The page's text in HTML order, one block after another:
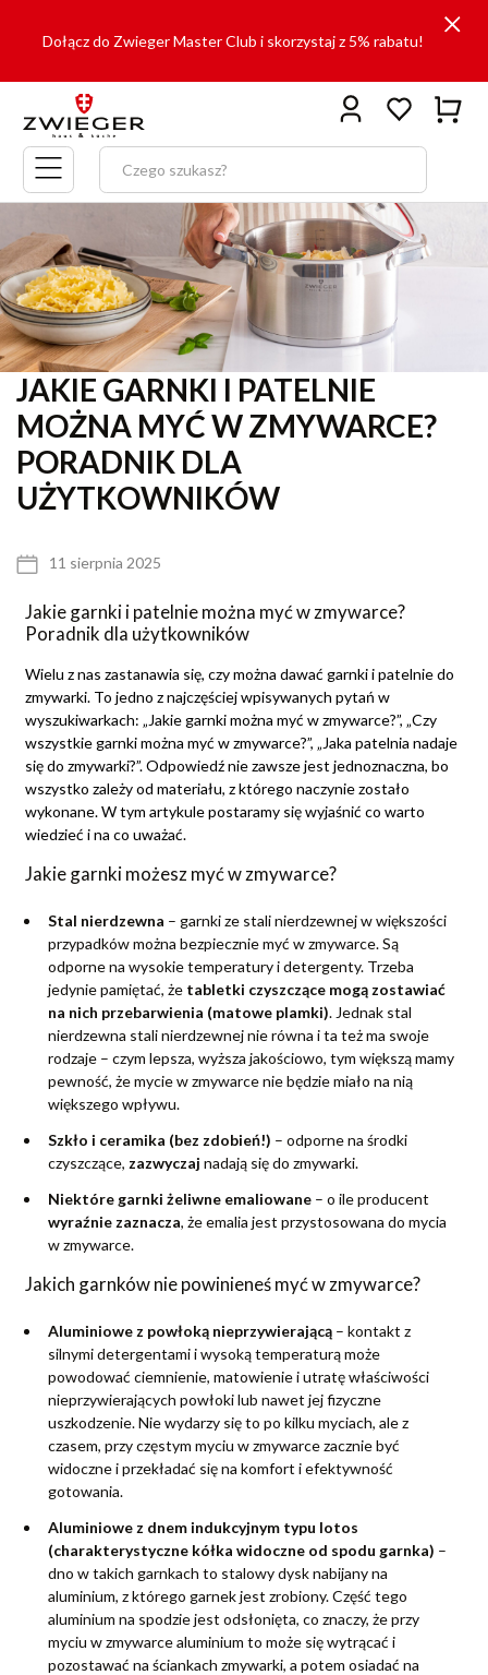
Dołącz do Zwieger Master Club i skorzystaj z 5% rabatu!
Menu
główne
JAKIE GARNKI I PATELNIE
MOŻNA MYĆ W ZMYWARCE?
PORADNIK DLA
UŻYTKOWNIKÓW
11 sierpnia 2025
Jakie garnki i patelnie można myć w zmywarce?
Poradnik dla użytkowników
Wielu z nas zastanawia się, czy można dawać garnki i patelnie do
zmywarki. To jedno z najczęściej wpisywanych pytań w
wyszukiwarkach: „Jakie garnki można myć w zmywarce?”, „Czy
wszystkie garnki można myć w zmywarce?”, „Jaka patelnia nadaje
się do zmywarki?”. Odpowiedź nie zawsze jest jednoznaczna, bo
wszystko zależy od materiału, z którego naczynie zostało
wykonane. W tym artykule postaramy się wyjaśnić co warto
wiedzieć i na co uważać.
Jakie garnki możesz myć w zmywarce?
Stal nierdzewna – garnki ze stali nierdzewnej w większości
przypadków można bezpiecznie myć w zmywarce. Są
odporne na wysokie temperatury i detergenty. Trzeba
jedynie pamiętać, że tabletki czyszczące mogą zostawiać
na nich przebarwienia (matowe plamki). Jednak stal
nierdzewna stali nierdzewnej nie równa i ta też ma swoje
rodzaje – czym lepsza, wyższa jakościowo, tym większą mamy
pewność, że mycie w zmywarce nie będzie miało na nią
większego wpływu.
Szkło i ceramika (bez zdobień!) – odporne na środki
czyszczące, zazwyczaj nadają się do zmywarki.
Niektóre garnki żeliwne emaliowane – o ile producent
wyraźnie zaznacza, że emalia jest przystosowana do mycia
w zmywarce.
Jakich garnków nie powinieneś myć w zmywarce?
Aluminiowe z powłoką nieprzywierającą – kontakt z
silnymi detergentami i wysoką temperaturą może
powodować ciemnienie, matowienie i utratę właściwości
nieprzywierających powłoki lub nawet jej fizyczne
uszkodzenie. Nie wydarzy się to po kilku myciach, ale z
czasem, przy częstym myciu w zmywarce zacznie być
widoczne i przekładać się na komfort i efektywność
gotowania.
Aluminiowe z dnem indukcyjnym typu lotos
(charakterystyczne kółka widoczne od spodu garnka) –
dno w takich garnkach to stalowy dysk nabijany na
aluminium, z którego garnek jest zrobiony. Część tego
aluminium na spodzie jest odsłonięta, co znaczy, że przy
myciu w zmywarce aluminium to może się wytrącać i
pozostawać na ściankach zmywarki, a potem osiadać na